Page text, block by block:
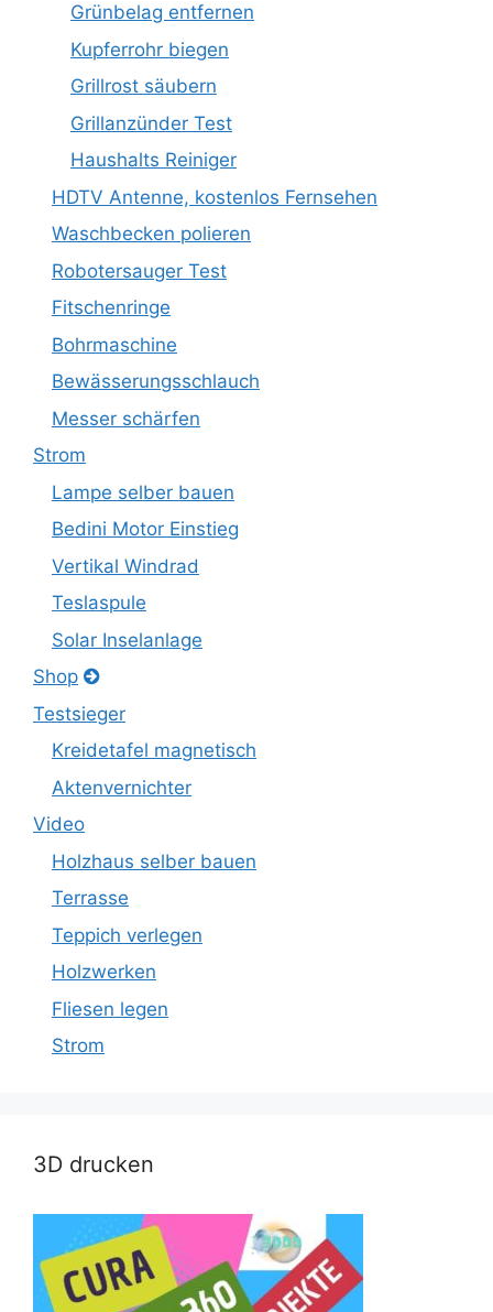
Grünbelag entfernen
Kupferrohr biegen
Grillrost säubern
Grillanzünder Test
Haushalts Reiniger
HDTV Antenne, kostenlos Fernsehen
Waschbecken polieren
Robotersauger Test
Fitschenringe
Bohrmaschine
Bewässerungsschlauch
Messer schärfen
Strom
Lampe selber bauen
Bedini Motor Einstieg
Vertikal Windrad
Teslaspule
Solar Inselanlage
Shop
Testsieger
Kreidetafel magnetisch
Aktenvernichter
Video
Holzhaus selber bauen
Terrasse
Teppich verlegen
Holzwerken
Fliesen legen
Strom
3D drucken